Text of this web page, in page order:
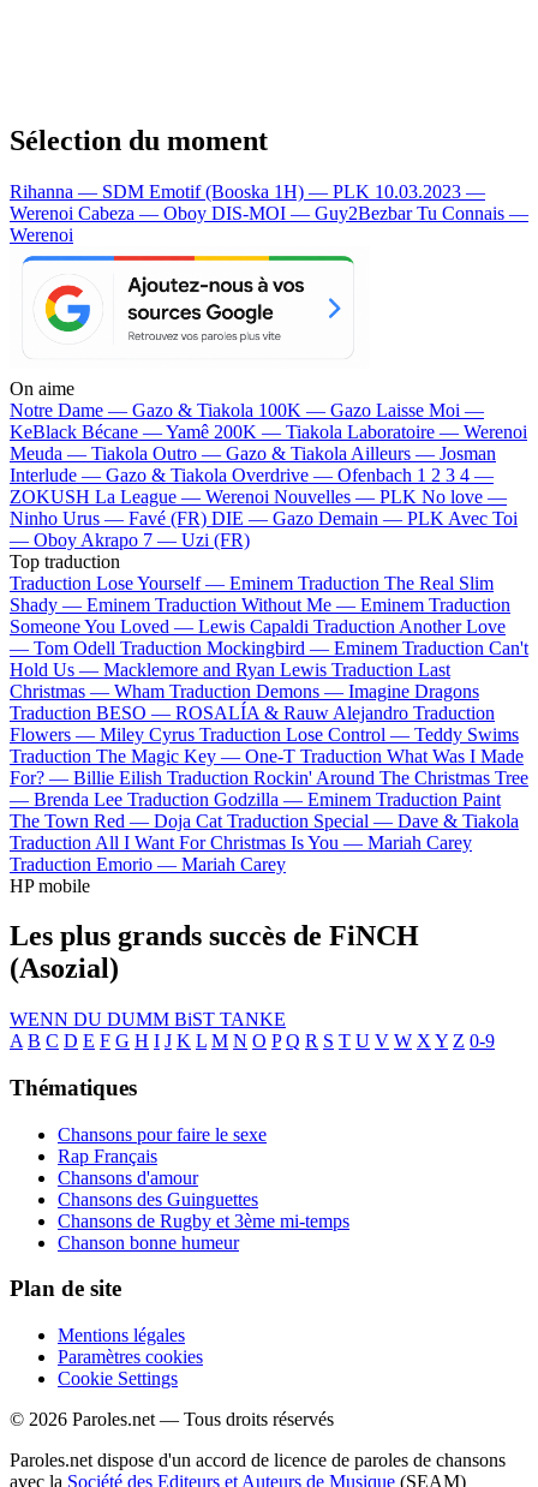
Sélection du moment
Rihanna — SDM Emotif (Booska 1H) — PLK 10.03.2023 —
Werenoi Cabeza — Oboy DIS-MOI — Guy2BezbarTu Connais —
Werenoi
On aime
Notre Dame — Gazo & Tiakola 100K — Gazo Laisse Moi —
KeBlack Bécane —Yamê 200K — Tiakola Laboratoire — Werenoi
Meuda — Tiakola Outro — Gazo & Tiakola Ailleurs — Josman
Interlude — Gazo & Tiakola Overdrive — Ofenbach 1 2 3 4 —
ZOKUSH La League — Werenoi Nouvelles — PLK No love —
Ninho Urus — Favé (FR) DIE — Gazo Demain — PLK Avec Toi
— Oboy Akrapo 7 — Uzi (FR)
Top traduction
Traduction Lose Yourself — Eminem Traduction The Real Slim
Shady — Eminem Traduction Without Me — Eminem Traduction
Someone You Loved — Lewis Capaldi Traduction Another Love
— Tom Odell Traduction Mockingbird — Eminem Traduction Can't
Hold Us — Macklemore and Ryan Lewis Traduction Last
Christmas — Wham Traduction Demons — Imagine Dragons
Traduction BESO — ROSALÍA & Rauw Alejandro Traduction
Flowers — Miley Cyrus Traduction Lose Control — Teddy Swims
Traduction The Magic Key — One-T Traduction What Was I Made
For? — Billie Eilish Traduction Rockin' Around The Christmas Tree
— Brenda Lee Traduction Godzilla — Eminem Traduction Paint
The Town Red — Doja Cat Traduction Special — Dave & Tiakola
Traduction All I Want For Christmas Is You — Mariah Carey
Traduction Emorio — Mariah Carey
HP mobile
Les plus grands succès de FiNCH
(Asozial)
WENN DU DUMM BiST TANKE
A B C D E F G H I J K L M N O P Q R S T U V W X Y Z 0-9
Thématiques
Chansons pour faire le sexe
Rap Français
Chansons d'amour
Chansons des Guinguettes
Chansons de Rugby et 3ème mi-temps
Chanson bonne humeur
Plan de site
Mentions légales
Paramètres cookies
Cookie Settings
© 2026 Paroles.net — Tous droits réservés
Paroles.net dispose d'un accord de licence de paroles de chansons
avec la Société des Editeurs et Auteurs de Musique (SEAM)